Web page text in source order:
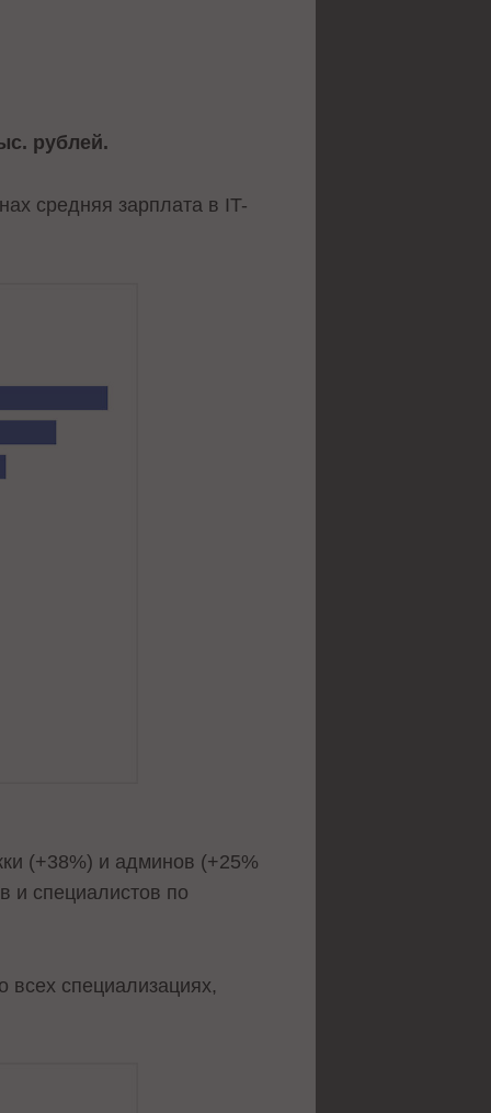
рублей.
средняя зарплата в IT-
(+38%) и админов (+25%
и специалистов по
всех специализациях,